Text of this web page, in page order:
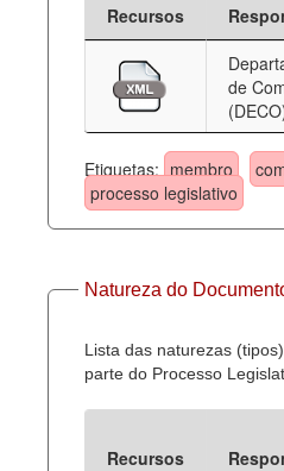
Recursos
de
Etiquetas: membro
processo legislativo
Natureza do
Lista das naturezas
parte do Processo
Recursos